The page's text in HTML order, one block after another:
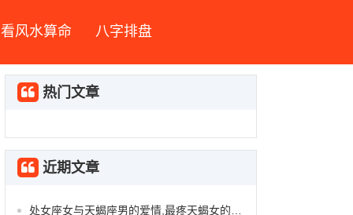
看风水算命 八字排盘
热门文章
近期文章